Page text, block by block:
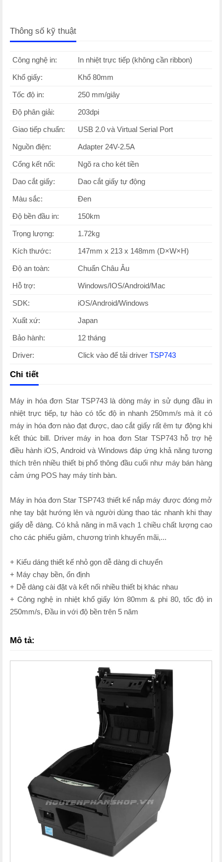
Thông số kỹ thuật
Công nghệ in: In nhiệt trực tiếp (không cần ribbon)
Khổ giấy: Khổ 80mm
Tốc độ in: 250 mm/giây
Độ phân giải: 203dpi
Giao tiếp chuẩn: USB 2.0 và Virtual Serial Port
Nguồn điện: Adapter 24V-2.5A
Cổng kết nối: Ngõ ra cho két tiền
Dao cắt giấy: Dao cắt giấy tự động
Màu sắc: Đen
Độ bền đầu in: 150km
Trọng lượng: 1.72kg
Kích thước: 147mm x 213 x 148mm (D×W×H)
Độ an toàn: Chuẩn Châu Âu
Hỗ trợ: Windows/IOS/Android/Mac
SDK: iOS/Android/Windows
Xuất xứ: Japan
Bảo hành: 12 tháng
Driver: Click vào để tải driver TSP743
Chi tiết
Máy in hóa đơn Star TSP743 là dòng máy in sử dụng đầu in
nhiệt trực tiếp, tự hào có tốc độ in nhanh 250mm/s mà ít có
máy in hóa đơn nào đạt được, dao cắt giấy rất êm tự động khi
kết thúc bill. Driver máy in hoa đơn Star TSP743 hỗ trợ hệ
điều hành iOS, Android và Windows đáp ứng khả năng tương
thích trên nhiều thiết bị phổ thông đầu cuối như máy bán hàng
cảm ứng POS hay máy tính bàn.
Máy in hóa đơn Star TSP743 thiết kế nắp máy được đóng mở
nhẹ tay bật hướng lên và người dùng thao tác nhanh khi thay
giấy dễ dàng. Có khả năng in mã vạch 1 chiều chất lượng cao
cho các phiếu giảm, chương trình khuyến mãi,...
+ Kiểu dáng thiết kế nhỏ gọn dễ dàng di chuyển
+ Máy chạy bền, ổn định
+ Dễ dàng cài đặt và kết nối nhiều thiết bị khác nhau
+ Công nghệ in nhiệt khổ giấy lớn 80mm & phi 80, tốc độ in
250mm/s, Đầu in với độ bền trên 5 năm
Mô tả: